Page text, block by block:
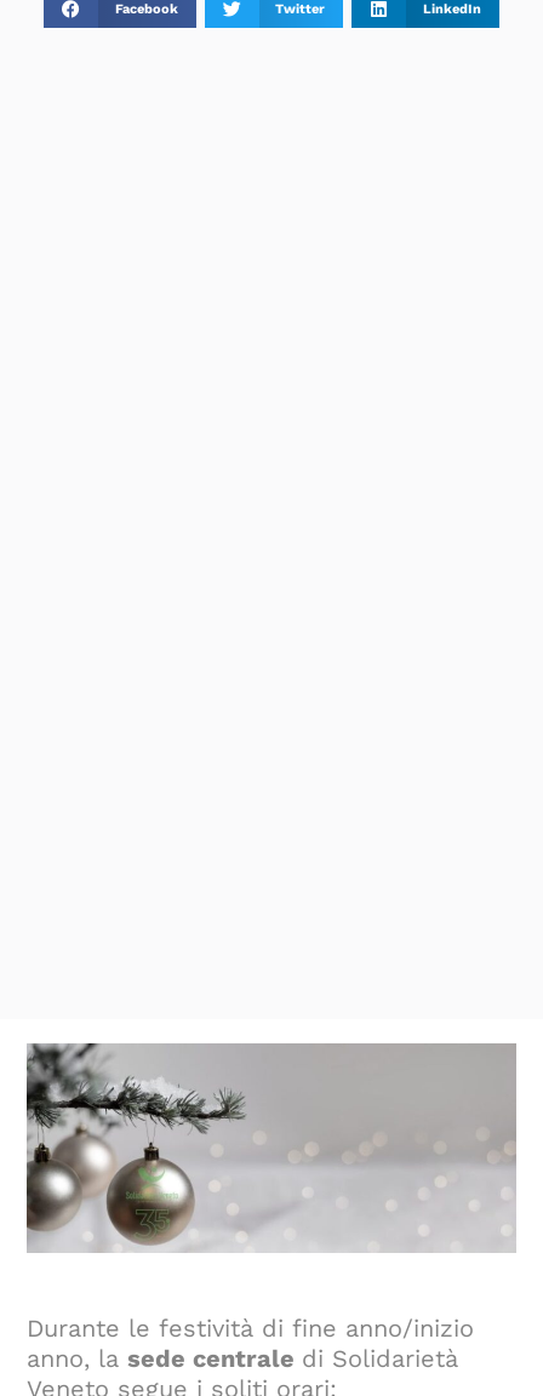
Facebook Twitter LinkedIn
Durante le festività di fine anno/inizio
anno, lasede centrale di Solidarietà
Veneto segue i soliti orari: